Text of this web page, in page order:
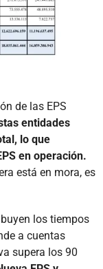
de las EPS
entidades
lo que
en operación.
está en mora, es
los tiempos
a cuentas
supera los 90